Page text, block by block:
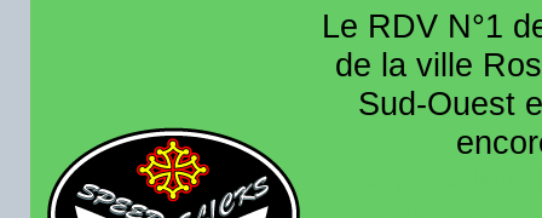
Le RDV N°1
de la ville
Sud-Ouest